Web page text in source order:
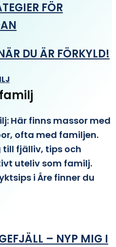
FÖR
DU ÄR FÖRKYLD!
Här finns massor med
ofta med familjen.
fjälliv, tips och
uteliv som familj.
i Åre finner du
– NYP MIG I